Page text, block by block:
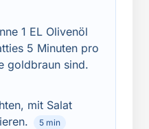
1 EL Olivenöl
5 Minuten pro
goldbraun sind.
mit Salat
5 min